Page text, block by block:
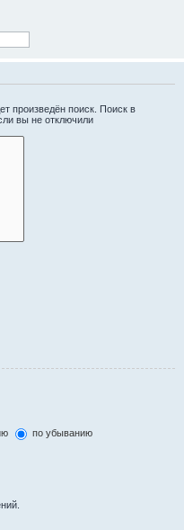
произведён поиск. Поиск в
вы не отключили
по убыванию